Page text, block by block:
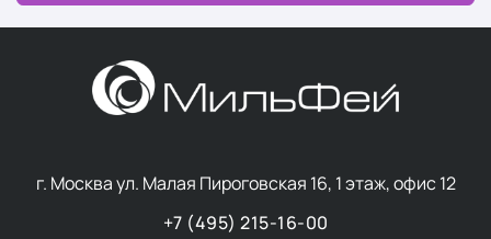
г. Москва ул. Малая Пироговская 16, 1 этаж, офис 12
+7 (495) 215-16-00